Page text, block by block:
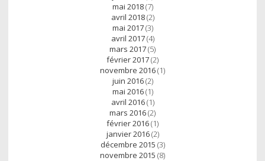
mai 2018(7)
avril 2018(2)
mai 2017(3)
avril 2017(4)
mars 2017(5)
février 2017(2)
novembre 2016(1)
juin 2016(2)
mai 2016(1)
avril 2016(1)
mars 2016(2)
février 2016(1)
janvier 2016(2)
décembre 2015 (3)
novembre 2015 (8)